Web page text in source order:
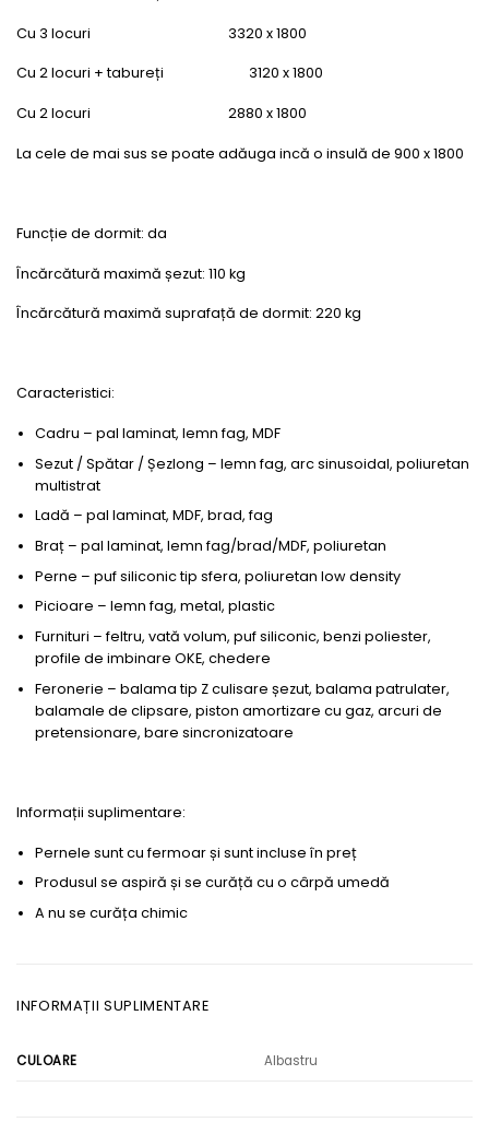
Cu 3 locuri 3320 x 1800
Cu 2 locuri + tabureți 3120 x 1800
Cu 2 locuri 2880 x 1800
La cele de mai sus se poate adăuga incă o insulă de 900 x 1800
Funcție de dormit: da
Încărcătură maximă șezut: 110 kg
Încărcătură maximă suprafață de dormit: 220 kg
Caracteristici:
Cadru – pal laminat, lemn fag, MDF
Sezut / Spătar / Șezlong – lemn fag, arc sinusoidal, poliuretan
multistrat
Ladă – pal laminat, MDF, brad, fag
Braț – pal laminat, lemn fag/brad/MDF, poliuretan
Perne – puf siliconic tip sfera, poliuretan low density
Picioare – lemn fag, metal, plastic
Furnituri – feltru, vată volum, puf siliconic, benzi poliester,
profile de imbinare OKE, chedere
Feronerie – balama tip Z culisare șezut, balama patrulater,
balamale de clipsare, piston amortizare cu gaz, arcuri de
pretensionare, bare sincronizatoare
Informații suplimentare:
Pernele sunt cu fermoar și sunt incluse în preț
Produsul se aspiră și se curăță cu o cârpă umedă
A nu se curăța chimic
INFORMAȚII SUPLIMENTARE
CULOARE Albastru